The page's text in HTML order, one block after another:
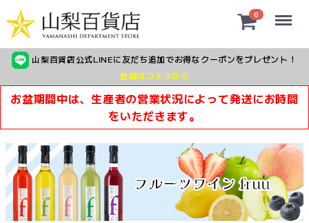
0 Menu
山梨百貨店公式LINEに友だち追加でお得なクーポンをプレゼント！
登録はコチラから
お盆期間中は、生産者の営業状況によって発送にお時間
をいただきます。